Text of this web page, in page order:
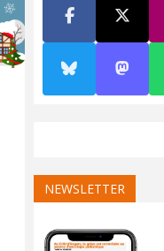
NEWSLETTER